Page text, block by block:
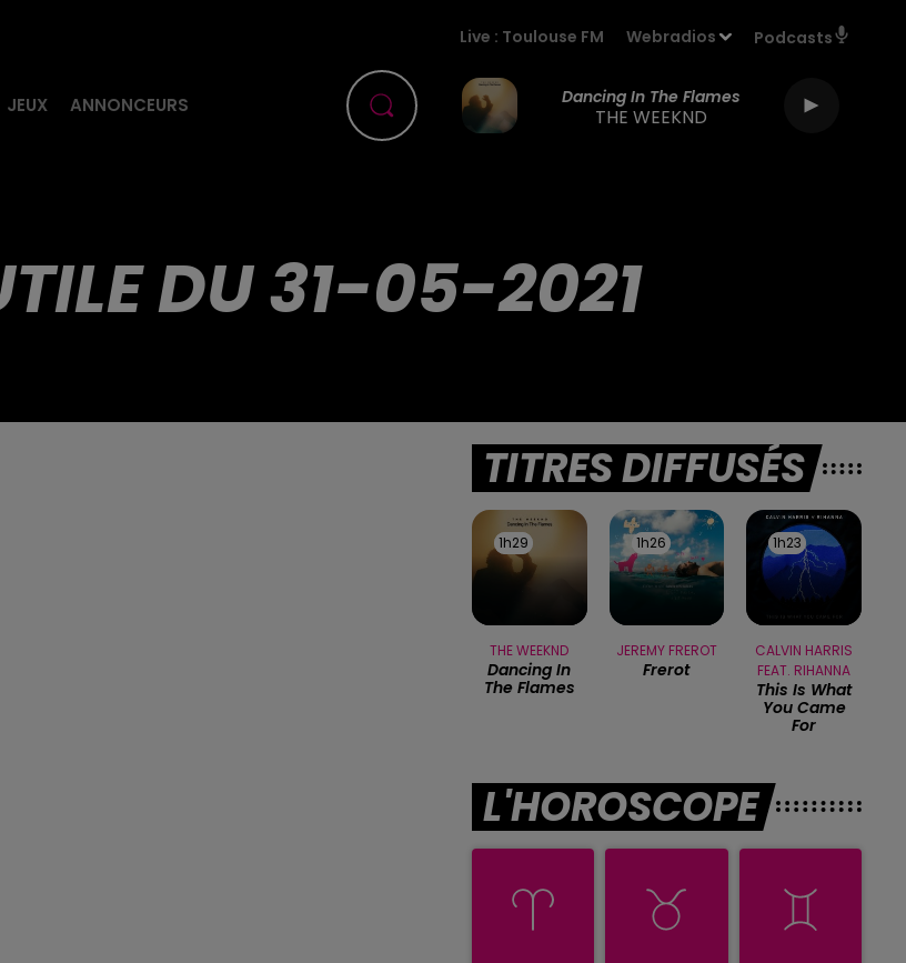
JEUX ANNONCEURS
Live : Toulouse FM Webradios Podcasts
Dancing In The Flames
THE WEEKND
DU 31-05-2021
TITRES DIFFUSÉS
1h29
1h29
THE WEEKND
Dancing In
The Flames
1h26
1h26
JEREMY FREROT
Frerot
1h23
1h23
CALVIN HARRIS
FEAT. RIHANNA
This Is What
You Came
For
L'HOROSCOPE